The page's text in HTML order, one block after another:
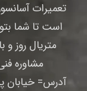
تعمیرات
است تا شما
متریال روز
مشاوره
آدرس= خیابان